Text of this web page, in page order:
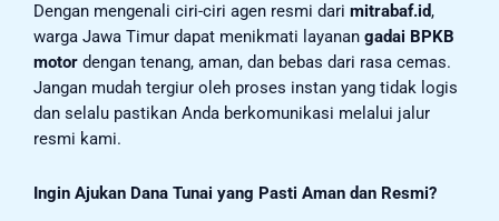
Dengan mengenali ciri-ciri agen resmi dari mitrabaf.id,
warga Jawa Timur dapat menikmati layanan gadai BPKB
motor dengan tenang, aman, dan bebas dari rasa cemas.
Jangan mudah tergiur oleh proses instan yang tidak logis
dan selalu pastikan Anda berkomunikasi melalui jalur
resmi kami.
Ingin Ajukan Dana Tunai yang Pasti Aman dan Resmi?